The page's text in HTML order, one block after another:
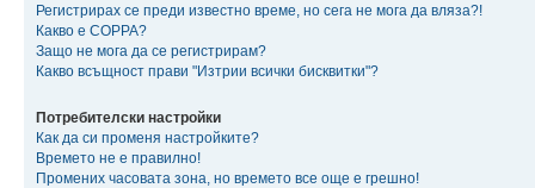
Регистрирах се преди известно време, но сега не мога да вляза?!
Какво е COPPA?
Защо не мога да се регистрирам?
Какво всъщност прави "Изтрии всички бисквитки"?
Потребителски настройки
Как да си променя настройките?
Времето не е правилно!
Промених часовата зона, но времето все още е грешно!